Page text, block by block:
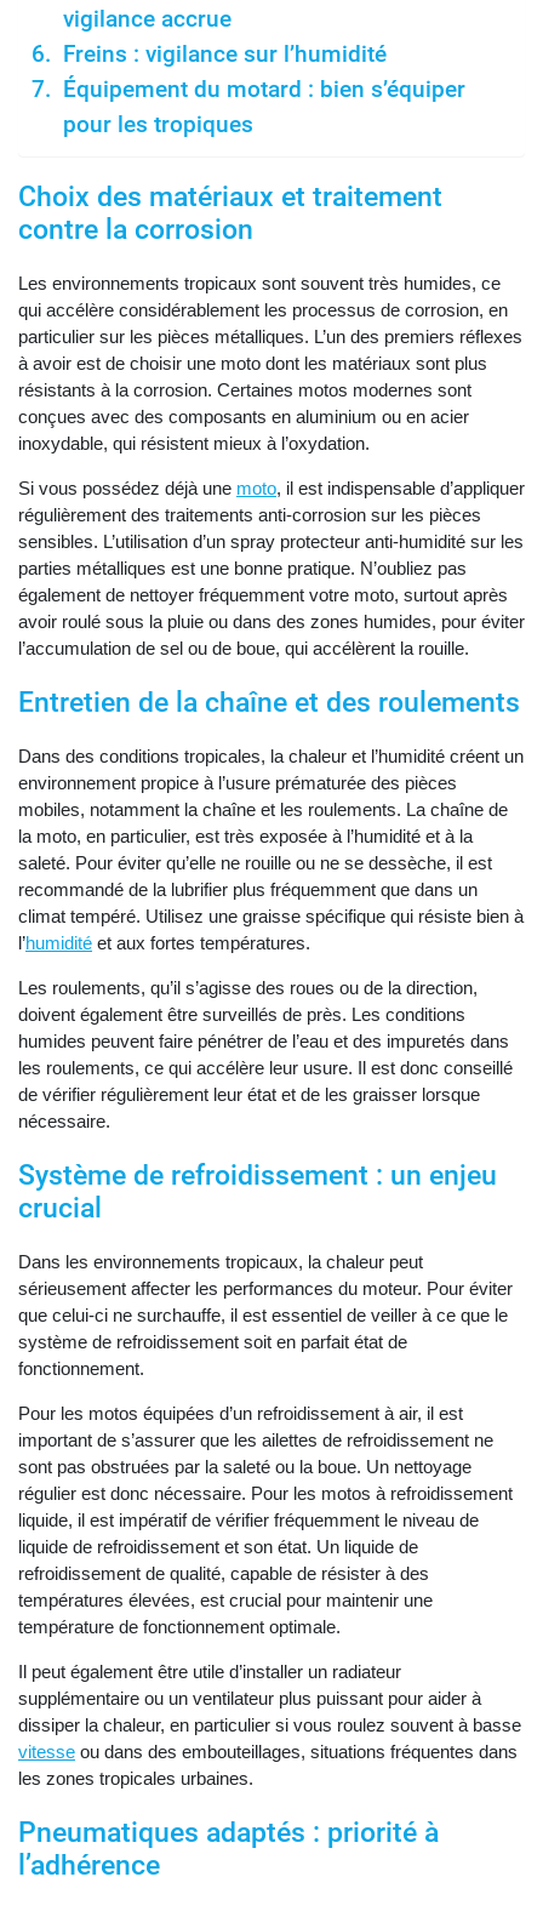
vigilance accrue
Freins : vigilance sur l’humidité
Équipement du motard : bien s’équiper
pour les tropiques
Choix des matériaux et traitement
contre la corrosion
Les environnements tropicaux sont souvent très humides, ce
qui accélère considérablement les processus de corrosion, en
particulier sur les pièces métalliques. L’un des premiers réflexes
à avoir est de choisir une moto dont les matériaux sont plus
résistants à la corrosion. Certaines motos modernes sont
conçues avec des composants en aluminium ou en acier
inoxydable, qui résistent mieux à l’oxydation.
Si vous possédez déjà une moto, il est indispensable d’appliquer
régulièrement des traitements anti-corrosion sur les pièces
sensibles. L’utilisation d’un spray protecteur anti-humidité sur les
parties métalliques est une bonne pratique. N’oubliez pas
également de nettoyer fréquemment votre moto, surtout après
avoir roulé sous la pluie ou dans des zones humides, pour éviter
l’accumulation de sel ou de boue, qui accélèrent la rouille.
Entretien de la chaîne et des roulements
Dans des conditions tropicales, la chaleur et l’humidité créent un
environnement propice à l’usure prématurée des pièces
mobiles, notamment la chaîne et les roulements. La chaîne de
la moto, en particulier, est très exposée à l’humidité et à la
saleté. Pour éviter qu’elle ne rouille ou ne se dessèche, il est
recommandé de la lubrifier plus fréquemment que dans un
climat tempéré. Utilisez une graisse spécifique qui résiste bien à
l’humidité et aux fortes températures.
Les roulements, qu’il s’agisse des roues ou de la direction,
doivent également être surveillés de près. Les conditions
humides peuvent faire pénétrer de l’eau et des impuretés dans
les roulements, ce qui accélère leur usure. Il est donc conseillé
de vérifier régulièrement leur état et de les graisser lorsque
nécessaire.
Système de refroidissement : un enjeu
crucial
Dans les environnements tropicaux, la chaleur peut
sérieusement affecter les performances du moteur. Pour éviter
que celui-ci ne surchauffe, il est essentiel de veiller à ce que le
système de refroidissement soit en parfait état de
fonctionnement.
Pour les motos équipées d’un refroidissement à air, il est
important de s’assurer que les ailettes de refroidissement ne
sont pas obstruées par la saleté ou la boue. Un nettoyage
régulier est donc nécessaire. Pour les motos à refroidissement
liquide, il est impératif de vérifier fréquemment le niveau de
liquide de refroidissement et son état. Un liquide de
refroidissement de qualité, capable de résister à des
températures élevées, est crucial pour maintenir une
température de fonctionnement optimale.
Il peut également être utile d’installer un radiateur
supplémentaire ou un ventilateur plus puissant pour aider à
dissiper la chaleur, en particulier si vous roulez souvent à basse
vitesse ou dans des embouteillages, situations fréquentes dans
les zones tropicales urbaines.
Pneumatiques adaptés : priorité à
l’adhérence